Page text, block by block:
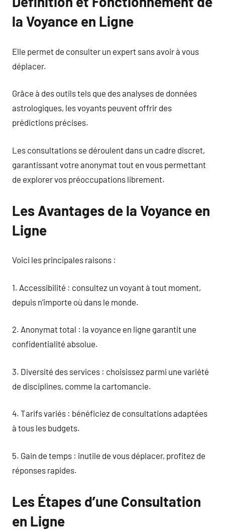
la Voyance en Ligne
Elle permet de consulter un expert sans avoir à vous
déplacer.
Grâce à des outils tels que des analyses de données
astrologiques, les voyants peuvent offrir des
prédictions précises.
Les consultations se déroulent dans un cadre discret,
garantissant votre anonymat tout en vous permettant
de explorer vos préoccupations librement.
Les Avantages de la Voyance en
Ligne
Voici les principales raisons :
1. Accessibilité : consultez un voyant à tout moment,
depuis n’importe où dans le monde.
2. Anonymat total : la voyance en ligne garantit une
confidentialité absolue.
3. Diversité des services : choisissez parmi une variété
de disciplines, comme la cartomancie.
4. Tarifs variés : bénéficiez de consultations adaptées
à tous les budgets.
5. Gain de temps : inutile de vous déplacer, profitez de
réponses rapides.
Les Étapes d’une Consultation
en Ligne